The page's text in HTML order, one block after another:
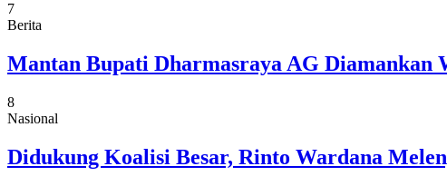
7
Berita
Mantan Bupati Dharmasraya AG Diamankan
8
Nasional
Didukung Koalisi Besar, Rinto Wardana